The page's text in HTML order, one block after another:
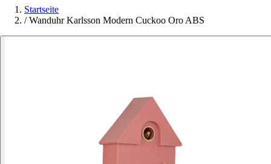
Startseite
/ Wanduhr Karlsson Modern Cuckoo Oro ABS